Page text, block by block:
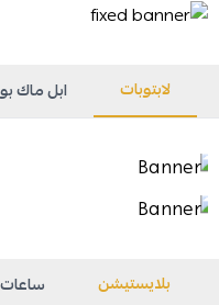
لابتوبات ابل ماك
بلايستيشن ساعات